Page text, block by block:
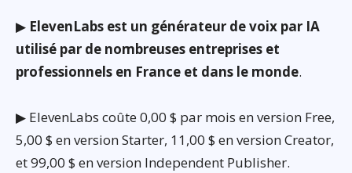
▶ ElevenLabs est un générateur de voix par IA
utilisé par de nombreuses entreprises et
professionnels en France et dans le monde.
▶ ElevenLabs coûte 0,00 $ par mois en version Free,
5,00 $ en version Starter, 11,00 $ en version Creator,
et 99,00 $ en version Independent Publisher.